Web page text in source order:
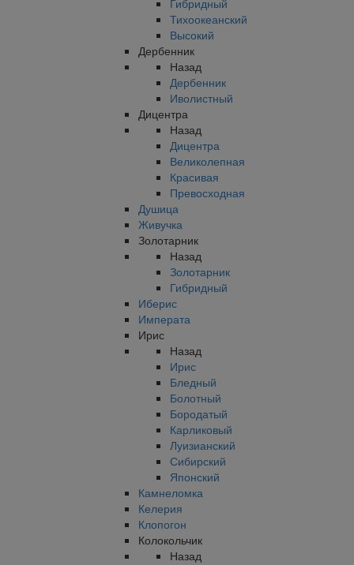
Гибридный
Тихоокеанский
Высокий
Дербенник
Назад
Дербенник
Иволистный
Дицентра
Назад
Дицентра
Великолепная
Красивая
Превосходная
Душица
Живучка
Золотарник
Назад
Золотарник
Гибридный
Иберис
Императа
Ирис
Назад
Ирис
Бледный
Болотный
Бородатый
Карликовый
Луизианский
Сибирский
Японский
Камнеломка
Келерия
Клопогон
Колокольчик
Назад